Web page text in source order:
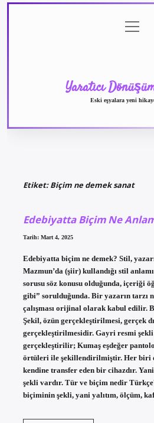
menüyü
aç
Yaratıcı
Eski eşyalara yeni
Etiket:Biçim ne demek sanat
Edebiyatta Biçim Ne
Tarih: Mart 4, 2025
Edebiyatta biçim ne demek? Stil,
Mazmun’da (şiir) kullandığı stil
sorusu söz konusu olduğunda, içeriği
gibi” sorulduğunda. Bir yazarın tarzı
çalışması orijinal olarak kabul edilir.
Şekil, özün gerçekleştirilmesi, gerçek
gerçekleştirilmesidir. Gayri resmi
gerçekleştirilir; Kumaş eşdeğer
örtüleri ile şekillendirilmiştir. Her biri
kendine transfer eden bir cihazdır.
şekli vardır. Tür ve biçim nedir
biçiminin şekli, yani yalıtım, ölçüm,